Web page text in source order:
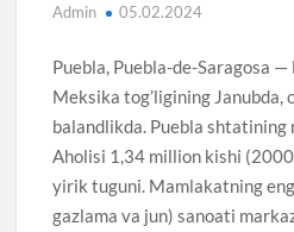
Admin 05.02.2024
Puebla, Puebla-de-Saragosa
Meksika tog’ligining Janubda,
balandlikda. Puebla shtatining
Aholisi 1,34 million kishi
yirik tuguni. Mamlakatning
gazlama va jun) sanoati